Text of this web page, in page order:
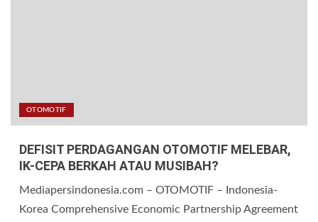
OTOMOTIF
DEFISIT PERDAGANGAN OTOMOTIF MELEBAR,
IK-CEPA BERKAH ATAU MUSIBAH?
Mediapersindonesia.com – OTOMOTIF – Indonesia-
Korea Comprehensive Economic Partnership Agreement